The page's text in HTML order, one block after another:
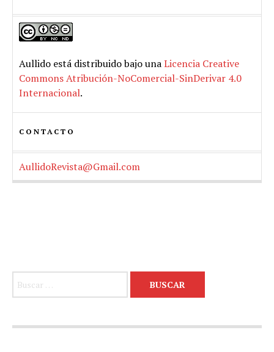
Aullido está distribuido bajo unaLicencia Creative
Commons Atribución-NoComercial-SinDerivar 4.0
Internacional.
CONTACTO
AullidoRevista@Gmail.com